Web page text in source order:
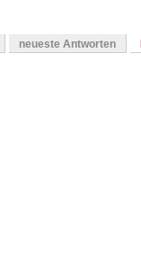
neueste Antworten